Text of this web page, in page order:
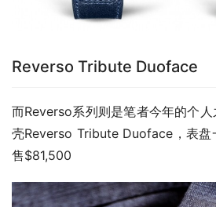
Reverso Tribute Duoface
而Reverso系列则是笔者今年的个
壳Reverso Tribute Duoface，表盘
售$81,500